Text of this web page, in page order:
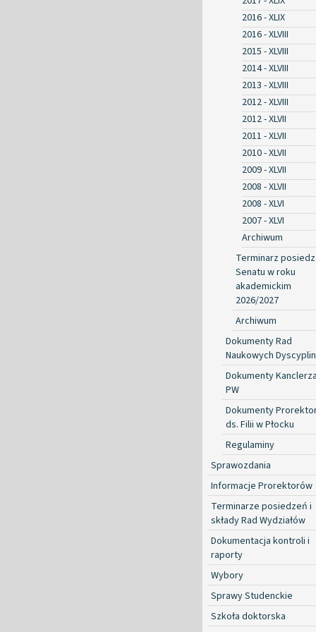
2016 - XLIX
2016 - XLVIII
2015 - XLVIII
2014 - XLVIII
2013 - XLVIII
2012 - XLVIII
2012 - XLVII
2011 - XLVII
2010 - XLVII
2009 - XLVII
2008 - XLVII
2008 - XLVI
2007 - XLVI
Archiwum
Terminarz
Senatu w roku
akademickim
2026/2027
Archiwum
Dokumenty Rad
Naukowych Dyscyplin
Dokumenty
PW
Dokumenty
ds. Filii w Płocku
Regulaminy
Sprawozdania
Informacje Prorektorów
Terminarze posiedzeń i
składy Rad Wydziałów
Dokumentacja kontroli i
raporty
Wybory
Sprawy Studenckie
Szkoła doktorska